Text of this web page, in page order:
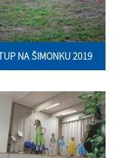
NA ŠIMONKU 2019